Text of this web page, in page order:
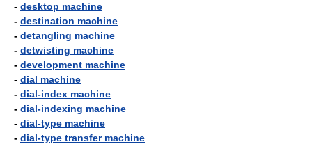
- desktop machine
- destination machine
- detangling machine
- detwisting machine
- development machine
- dial machine
- dial-index machine
- dial-indexing machine
- dial-type machine
- dial-type transfer machine